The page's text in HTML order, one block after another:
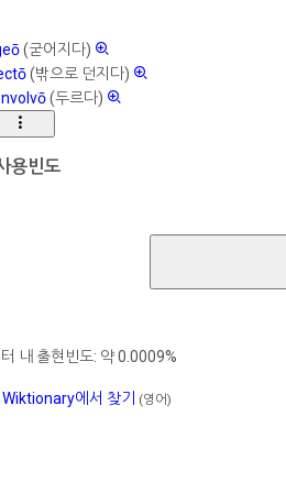
(굳어지다)
(밖으로 던지다)
(두르다)
용빈도
내 출현빈도: 약 0.0009%
에서 찾기 (영어)